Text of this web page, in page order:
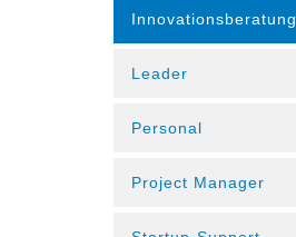
Innovationsberatung
Leader
Personal
Project Manager